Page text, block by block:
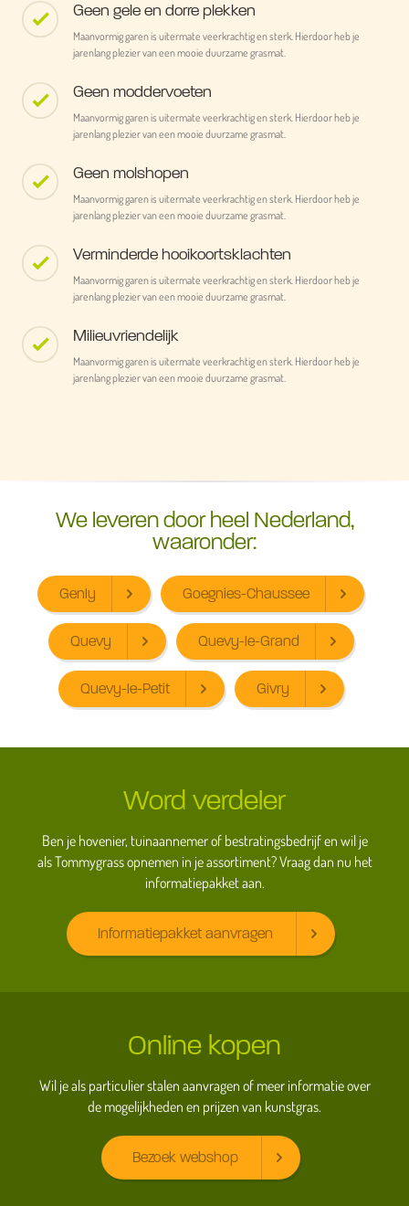
Geen gele en dorre plekken
Maanvormig garen is uitermate veerkrachtig en sterk. Hierdoor heb je
jarenlang plezier van een mooie duurzame grasmat.
Geen moddervoeten
Maanvormig garen is uitermate veerkrachtig en sterk. Hierdoor heb je
jarenlang plezier van een mooie duurzame grasmat.
Geen molshopen
Maanvormig garen is uitermate veerkrachtig en sterk. Hierdoor heb je
jarenlang plezier van een mooie duurzame grasmat.
Verminderde hooikoortsklachten
Maanvormig garen is uitermate veerkrachtig en sterk. Hierdoor heb je
jarenlang plezier van een mooie duurzame grasmat.
Milieuvriendelijk
Maanvormig garen is uitermate veerkrachtig en sterk. Hierdoor heb je
jarenlang plezier van een mooie duurzame grasmat.
We leveren door heel Nederland,
waaronder:
Genly Goegnies-Chaussee
Quevy Quevy-le-Grand
Quevy-le-Petit Givry
Word verdeler
Ben je hovenier, tuinaannemer of bestratingsbedrijf en wil je
als Tommygrass opnemen in je assortiment? Vraag dan nu het
informatiepakket aan.
Informatiepakket aanvragen
Online kopen
Wil je als particulier stalen aanvragen of meer informatie over
de mogelijkheden en prijzen van kunstgras.
Bezoek webshop